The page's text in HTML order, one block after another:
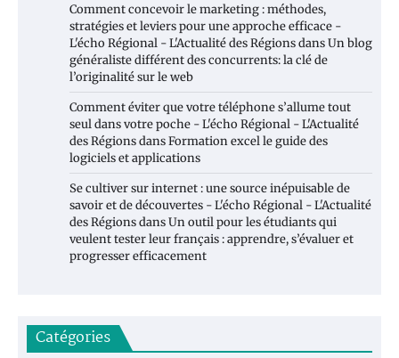
Comment concevoir le marketing : méthodes,
stratégies et leviers pour une approche efficace -
L'écho Régional - L'Actualité des RégionsdansUn blog
généraliste différent des concurrents: la clé de
l’originalité sur le web
Comment éviter que votre téléphone s’allume tout
seul dans votre poche - L'écho Régional - L'Actualité
des RégionsdansFormation excel le guide des
logiciels et applications
Se cultiver sur internet : une source inépuisable de
savoir et de découvertes - L'écho Régional - L'Actualité
des RégionsdansUn outil pour les étudiants qui
veulent tester leur français : apprendre, s’évaluer et
progresser efficacement
Catégories